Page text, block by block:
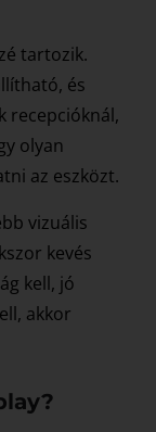
tartozik.
és
recepcióknál,
olyan
az eszközt.
vizuális
kevés
kell, jó
akkor